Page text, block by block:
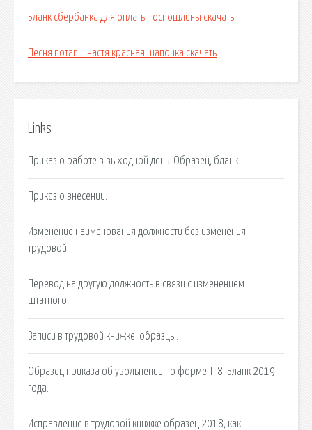
Бланк сбербанка для оплаты госпошлины скачать
Песня потап и настя красная шапочка скачать
Links
Приказ о работе в выходной день. Образец, бланк.
Приказ о внесении.
Изменение наименования должности без изменения
трудовой.
Перевод на другую должность в связи с изменением
штатного.
Записи в трудовой книжке: образцы.
Образец приказа об увольнении по форме Т-8. Бланк 2019
года.
Исправление в трудовой книжке образец 2018, как